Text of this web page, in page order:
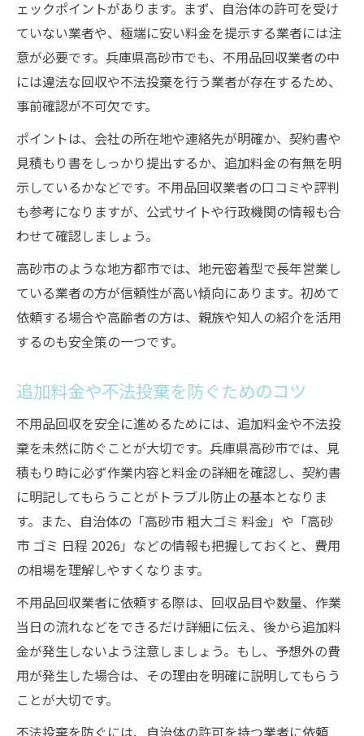
ェックポイントがあります。まず、自治体の許可を受け
ていない業者や、極端に安い料金を提示する業者には注
意が必要です。兵庫県高砂市でも、不用品回収業者の中
には違法な回収や不法投棄を行う業者が存在するため、
事前確認が不可欠です。
ポイントは、会社の所在地や連絡先が明確か、契約書や
見積もり書をしっかり提出するか、追加料金の有無を明
示しているかなどです。不用品回収業者の口コミや評判
も参考になりますが、公式サイトや行政機関の情報も合
わせて確認しましょう。
高砂市のような地方都市では、地元密着型で長年営業し
ている業者の方が信頼性が高い傾向にあります。初めて
依頼する場合や高齢者の方は、親族や知人の紹介を活用
するのも安全策の一つです。
追加料金や不法投棄を防ぐためのコツ
不用品回収を安全に進めるためには、追加料金や不法投
棄を未然に防ぐことが大切です。兵庫県高砂市では、見
積もり時に必ず作業内容と料金の詳細を確認し、契約書
に明記してもらうことがトラブル防止の基本となりま
す。また、自治体の「高砂市 粗大ゴミ 料金」や「高砂
市 ゴミ 日程 2026」などの情報も把握しておくと、費用
の相場を理解しやすくなります。
不用品回収業者に依頼する際は、回収品目や数量、作業
当日の流れなどをできるだけ詳細に伝え、後から追加料
金が発生しないよう注意しましょう。もし、予想外の費
用が発生した場合は、その理由を明確に説明してもらう
ことが大切です。
不法投棄を防ぐには、自治体の許可を持つ業者に依頼